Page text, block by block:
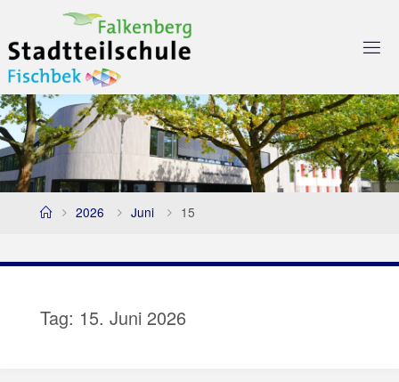
to
content
Home2026 Juni 15
Tag: 15. Juni 2026